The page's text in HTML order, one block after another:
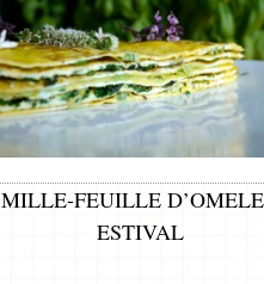
MILLE-FEUILLE
ESTIVAL